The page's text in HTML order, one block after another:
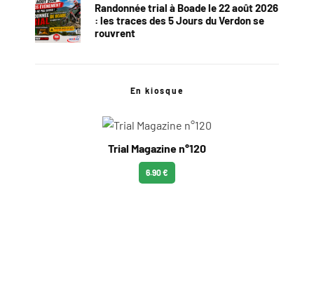
Randonnée trial à Boade le 22 août 2026
: les traces des 5 Jours du Verdon se
rouvrent
En kiosque
Trial Magazine n°120
6.90 €